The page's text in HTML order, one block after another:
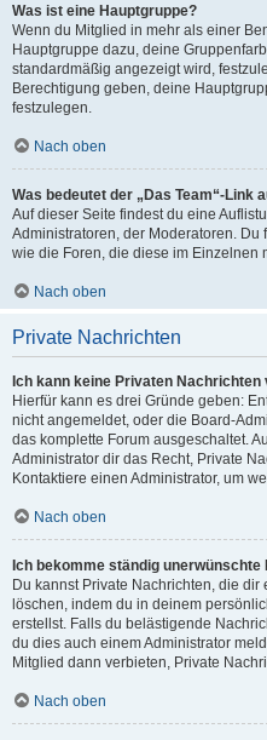
Was ist eine Hauptgruppe?
Wenn du Mitglied in mehr als einer
Hauptgruppe dazu, deine
standardmäßig angezeigt wird,
Berechtigung geben, deine
festzulegen.
Nach oben
Was bedeutet der „Das Team“-Link
Auf dieser Seite findest du eine
Administratoren, der Moderatoren.
wie die Foren, die diese im Einzelnen
Nach oben
Private Nachrichten
Ich kann keine Privaten
Hierfür kann es drei Gründe geben:
nicht angemeldet, oder die Board-
das komplette Forum ausgeschaltet.
Administrator dir das Recht, Private
Kontaktiere einen Administrator, um
Nach oben
Ich bekomme ständig
Du kannst Private Nachrichten, die
löschen, indem du in deinem
erstellst. Falls du belästigende
du dies auch einem Administrator
Mitglied dann verbieten, Private
Nach oben